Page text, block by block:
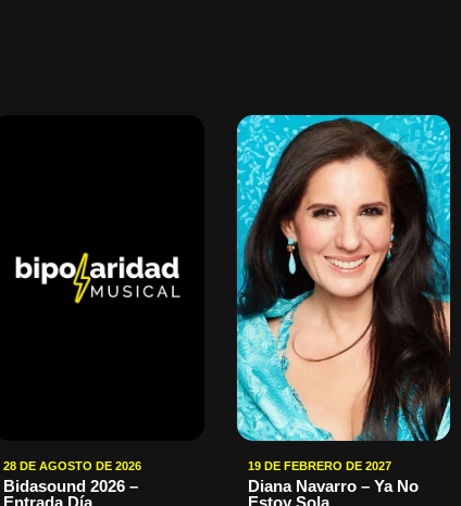
28 DE AGOSTO DE 2026
Bidasound 2026 –
19 DE FEBRERO DE 2027
Diana Navarro – Ya No